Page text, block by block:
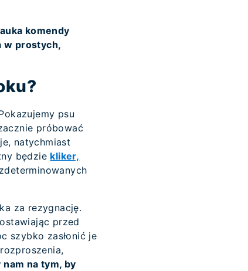
komendy
w prostych,
psu
próbować
natychmiast
będzie kliker,
za rezygnację.
przed
szybko zasłonić je
na tym, by